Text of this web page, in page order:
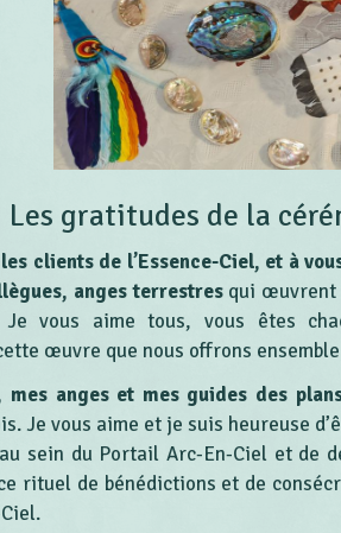
Les gratitudes de la
clients de l’Essence-Ciel, et à
anges terrestresqui œuvrent
Je vous aime tous, vous êtes
œuvre que nous offrons
mes anges et mes guides des
Je vous aime et je suis heureuse
sein du Portail Arc-En-Ciel et de
rituel de bénédictions et de